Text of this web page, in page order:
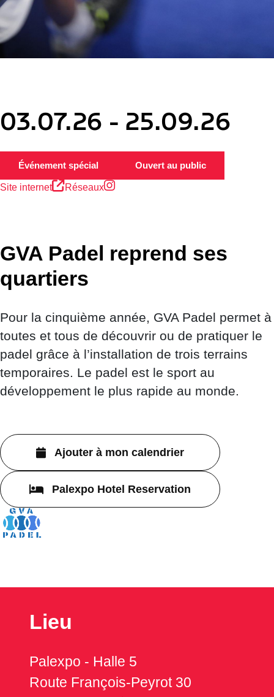
03.07.26 - 25.09.26
Événement spécial Ouvert au public
Site internet Réseaux
GVA Padel reprend ses
quartiers
Pour la cinquième année, GVA Padel permet à
toutes et tous de découvrir ou de pratiquer le
padel grâce à l’installation de trois terrains
temporaires. Le padel est le sport au
développement le plus rapide au monde.
Ajouter à mon calendrier
Palexpo Hotel Reservation
Lieu
Palexpo - Halle 5
Route François-Peyrot 30